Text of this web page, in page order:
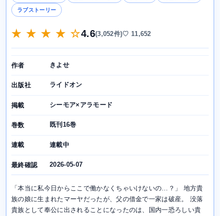
ラブストーリー
★ ★ ★ ★ ☆4.6(3,052件)♡ 11,652
作者 きよせ
出版社 ライドオン
掲載 シーモア×アラモード
巻数 既刊16巻
連載 連載中
最終確認 2026-05-07
「本当に私今日からここで働かなくちゃいけないの…？」 地方貴
族の娘に生まれたマーヤだったが、父の借金で一家は破産。 没落
貴族として奉公に出されることになったのは、国内一恐ろしい貴